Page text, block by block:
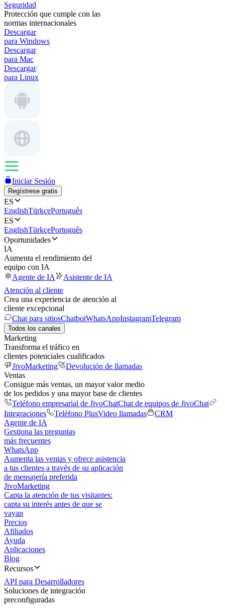
Seguridad
Protección que cumple con las
normas internacionales
Descargar
para Windows
Descargar
para Mac
Descargar
para Linux
Iniciar Sesión
Regístrese gratis
ES
EnglishTürkçePortuguês
ES
EnglishTürkçePortuguês
Oportunidades
IA
Aumenta el rendimiento del
equipo con IA
Agente de IA
Asistente de IA
Atención al cliente
Crea una experiencia de atención al
cliente excepcional
Chat para sitiosChatbotWhatsAppInstagramTelegram
Todos los canales
Marketing
Transforma el tráfico en
clientes potenciales cualificados
JivoMarketing
Devolución de llamadas
Ventas
Consigue más ventas, un mayor valor medio
de los pedidos y una mayor base de clientes
Teléfono empresarial de JivoChatChat de equipos de JivoChat
Integraciones
Teléfono PlusVideo llamadas
CRM
Agente de IA
Gestiona las preguntas
más frecuentes
WhatsApp
Aumenta las ventas y ofrece asistencia
a tus clientes a través de su aplicación
de mensajería preferida
JivoMarketing
Capta la atención de tus visitantes:
capta su interés antes de que se
vayan
Precios
Afiliados
Ayuda
Aplicaciones
Blog
Recursos
API para Desarrolladores
Soluciones de integración
preconfiguradas